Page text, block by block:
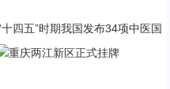
十四五”时期我国发布34项中医国